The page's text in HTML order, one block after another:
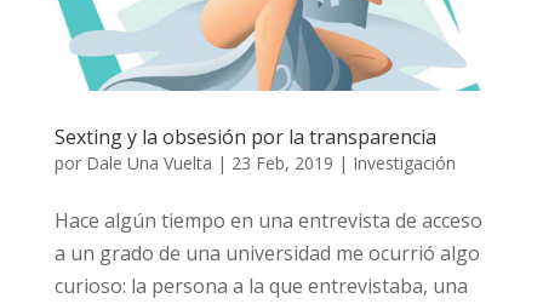
Sexting y la obsesión por la transparencia
por Dale Una Vuelta | 23 Feb, 2019 | Investigación
Hace algún tiempo en una entrevista de acceso
a un grado de una universidad me ocurrió algo
curioso: la persona a la que entrevistaba, una